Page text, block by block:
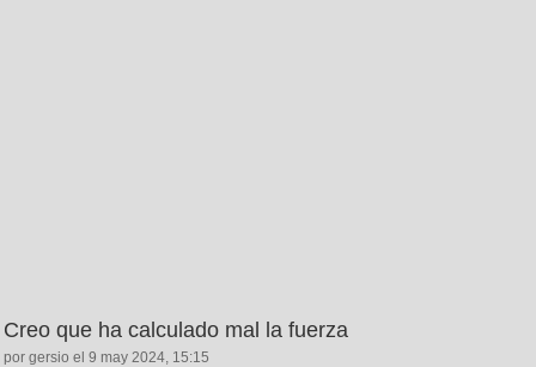
Creo que ha calculado mal la fuerza
por gersio el 9 may 2024, 15:15